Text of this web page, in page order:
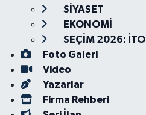
SİYASET
EKONOMİ
SEÇİM 2026: İTO
Foto Galeri
Video
Yazarlar
Firma Rehberi